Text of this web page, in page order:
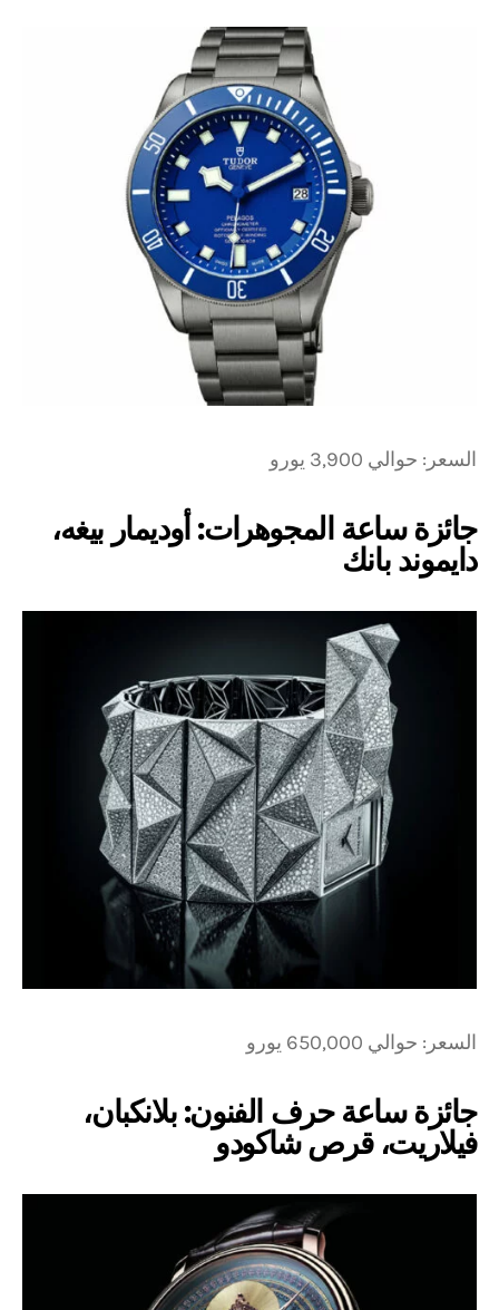
السعر: حوالي 3,900 يورو
جائزة ساعة المجوهرات: أوديمار بيغه،
دايموند بانك
السعر: حوالي 650,000 يورو
جائزة ساعة حرف الفنون: بلانكبان،
فيلاريت، قرص شاكودو